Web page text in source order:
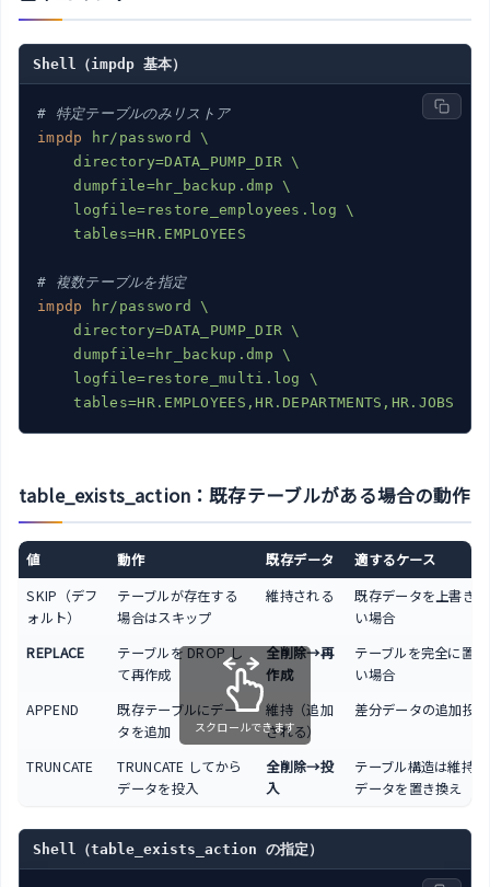
Shell（impdp 基本）
# 特定テーブルのみリストア
impdp
hr/password \
    directory=DATA_PUMP_DIR \
    dumpfile=hr_backup.dmp \
    logfile=restore_employees.log \
    tables=HR.EMPLOYEES
# 複数テーブルを指定
impdp
hr/password \
    directory=DATA_PUMP_DIR \
    dumpfile=hr_backup.dmp \
    logfile=restore_multi.log \
    tables=HR.EMPLOYEES,HR.DEPARTMENTS,HR.JOBS
table_exists_action：既存テーブルがある場合の動作
値 動作 既存データ
適するケース
SKIP（デフ
ォルト）
テーブルが存在する
場合はスキップ
維持される
既存データを上書き
い場合
REPLACE
テーブルを DROP し
て再作成
全削除→再
作成
テーブルを完全に置
い場合
APPEND
既存テーブルにデー
タを追加
維持（追加
される）
差分データの追加投入
TRUNCATE
TRUNCATE してから
データを投入
全削除→投
入
テーブル構造は維持
データを置き換え
スクロールできます
Shell（table_exists_action の指定）